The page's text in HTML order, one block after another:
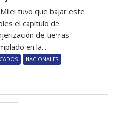
Milei tuvo que bajar este
el capítulo de
de tierras
en la...
NACIONALES